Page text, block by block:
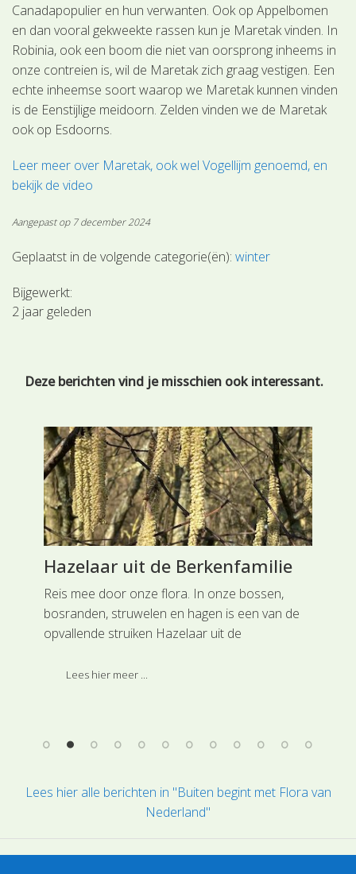
Canadapopulier en hun verwanten. Ook op Appelbomen
en dan vooral gekweekte rassen kun je Maretak vinden. In
Robinia, ook een boom die niet van oorsprong inheems in
onze contreien is, wil de Maretak zich graag vestigen. Een
echte inheemse soort waarop we Maretak kunnen vinden
is de Eenstijlige meidoorn. Zelden vinden we de Maretak
ook op Esdoorns.
Leer meer over Maretak, ook wel Vogellijm genoemd, en
bekijk de video
Aangepast op 7 december 2024
Geplaatst in de volgende categorie(ën):winter
Bijgewerkt:
2 jaar geleden
Deze berichten vind je misschien ook interessant.
Hazelaar uit de Berkenfamilie
Reis mee door onze flora. In onze bossen,
bosranden, struwelen en hagen is een van de
opvallende struiken Hazelaar uit de
door de bloeiende mannelijke katjes en kleine
Lees hier meer ...
Lees hier alle berichten in "Buiten begint met Flora van
Nederland"